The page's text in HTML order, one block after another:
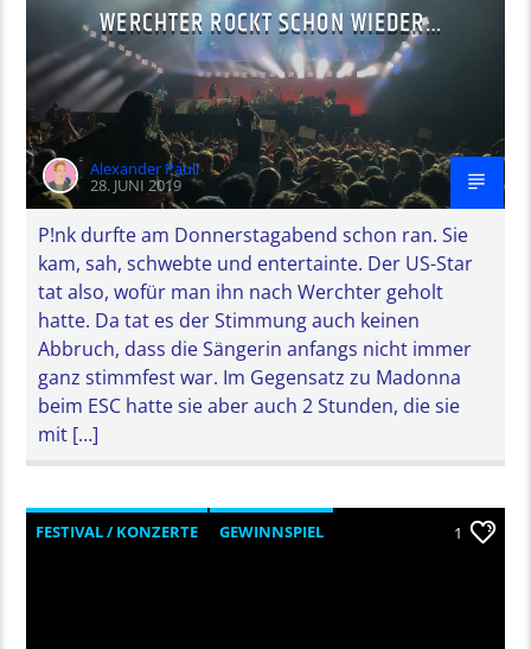
WERCHTER ROCKT SCHON WIEDER…
Alexander Pauli
28. JUNI 2019
P!nk durfte am Donnerstagabend schon ran. Sie
kam, sah, schwebte und entertainte. Der US-Star
tat also, wofür man ihn nach Werchter geholt
hatte. Da tat es der Stimmung auch keinen
Abbruch, dass die Sängerin anfangs nicht immer
ganz stimmfest war. Im Gegensatz zu Madonna
beim ESC hatte sie aber auch 2 Stunden, die sie
mit […]
FESTIVAL / KONZERTE
GEWINNSPIEL
1